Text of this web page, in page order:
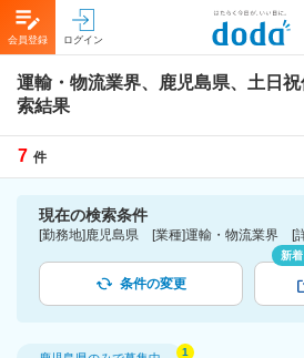
会員登録 ログイン
運輸・物流業界、鹿児島県、土日
索結果
7 件
現在の検索条件
条件の変更
新